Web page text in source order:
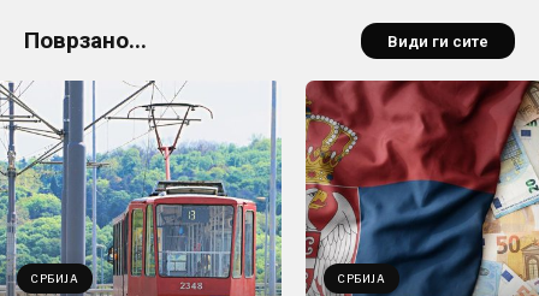
Поврзано... Види ги сите
СРБИЈА СРБИЈА